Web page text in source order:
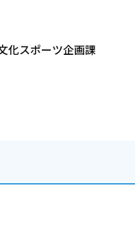
スポーツ企画課